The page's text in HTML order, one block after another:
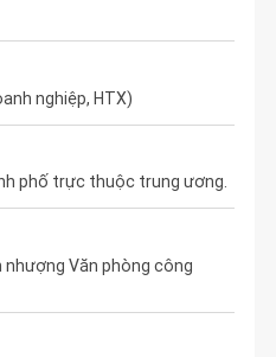
nghiệp, HTX)
phố trực thuộc trung ương.
Văn phòng công